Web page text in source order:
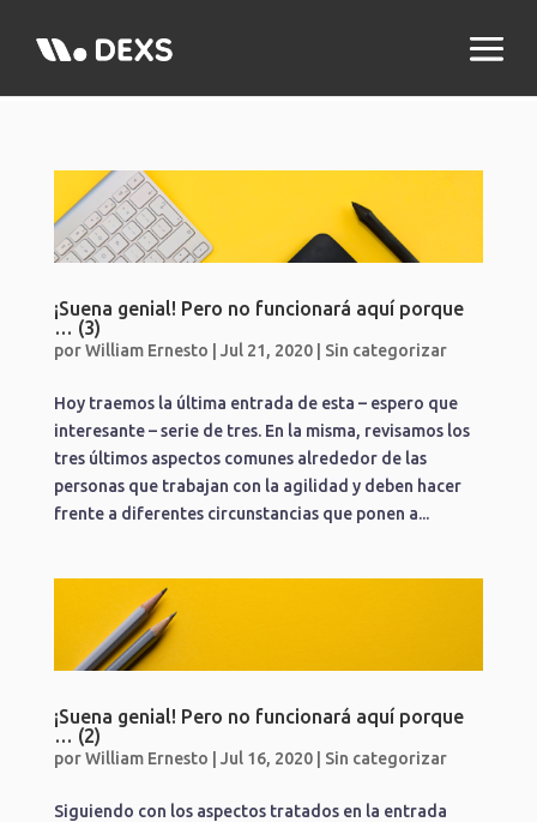
¡Suena genial! Pero no funcionará aquí porque
… (3)
porWilliam Ernesto Jul 21, 2020| Sin categorizar
Hoy traemos la última entrada de esta – espero que
interesante – serie de tres. En la misma, revisamos los
tres últimos aspectos comunes alrededor de las
personas que trabajan con la agilidad y deben hacer
frente a diferentes circunstancias que ponen a...
¡Suena genial! Pero no funcionará aquí porque
… (2)
porWilliam Ernesto Jul 16, 2020| Sin categorizar
Siguiendo con los aspectos tratados en la entrada